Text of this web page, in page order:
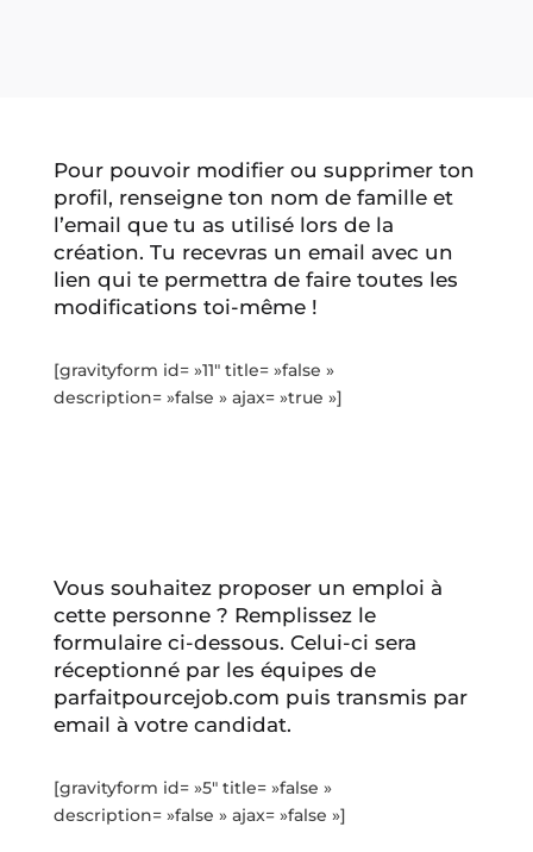
Pour pouvoir modifier ou supprimer ton
profil, renseigne ton nom de famille et
l’email que tu as utilisé lors de la
création. Tu recevras un email avec un
lien qui te permettra de faire toutes les
modifications toi-même !
[gravityform id= »11″ title= »false »
description= »false » ajax= »true »]
Vous souhaitez proposer un emploi à
cette personne ? Remplissez le
formulaire ci-dessous. Celui-ci sera
réceptionné par les équipes de
parfaitpourcejob.com puis transmis par
email à votre candidat.
[gravityform id= »5″ title= »false »
description= »false » ajax= »false »]